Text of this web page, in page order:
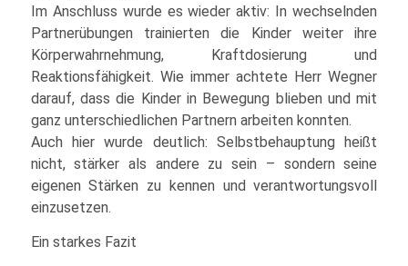
Im Anschluss wurde es wieder aktiv: In wechselnden
Partnerübungen trainierten die Kinder weiter ihre
Körperwahrnehmung, Kraftdosierung und
Reaktionsfähigkeit. Wie immer achtete Herr Wegner
darauf, dass die Kinder in Bewegung blieben und mit
ganz unterschiedlichen Partnern arbeiten konnten.
Auch hier wurde deutlich: Selbstbehauptung heißt
nicht, stärker als andere zu sein – sondern seine
eigenen Stärken zu kennen und verantwortungsvoll
einzusetzen.
Ein starkes Fazit